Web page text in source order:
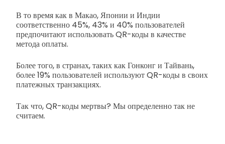
В то время как в Макао, Японии и Индии
соответственно 45%, 43% и 40% пользователей
предпочитают использовать QR-коды в качестве
метода оплаты.
Более того, в странах, таких как Гонконг и Тайвань,
более 19% пользователей используют QR-коды в своих
платежных транзакциях.
Так что, QR-коды мертвы? Мы определенно так не
считаем.